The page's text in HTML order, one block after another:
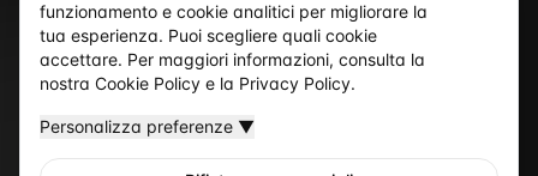
ItaliaDomus
funzionamento e cookie analitici per migliorare la
tua esperienza. Puoi scegliere quali cookie
accettare. Per maggiori informazioni, consulta la
nostra Cookie Policy e la Privacy Policy.
Personalizza preferenze ▼